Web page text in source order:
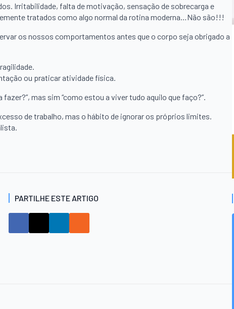
Irritabilidade, falta de motivação, sensação de sobrecarga e
tratados como algo normal da rotina moderna…Não são!!!
os nossos comportamentos antes que o corpo seja obrigado a
ou praticar atividade física.
mas sim “como estou a viver tudo aquilo que faço?”.
de trabalho, mas o hábito de ignorar os próprios limites.
PARTILHE ESTE ARTIGO